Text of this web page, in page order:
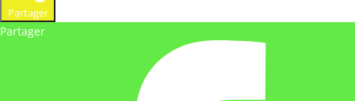
Partager
Partager